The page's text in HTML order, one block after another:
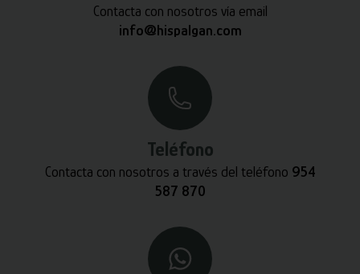
Contacta con nosotros vía email
info@hispalgan.com
Teléfono
Contacta con nosotros a través del teléfono 954
587 870